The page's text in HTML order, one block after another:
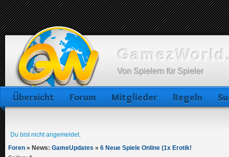
Von Spielern für Spieler
Übersicht Forum Mitglieder Regeln
Du bist nicht angemeldet.
Foren » News: GameUpdates » 6 Neue Spiele Online (1x Erotik!